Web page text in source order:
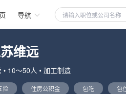
导航
维远
• 10～50人 • 加工制造
险 住房公积金 包吃 包